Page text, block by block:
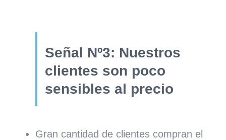
Señal Nº3: Nuestros
clientes son poco
sensibles al precio
Gran cantidad de clientes compran el